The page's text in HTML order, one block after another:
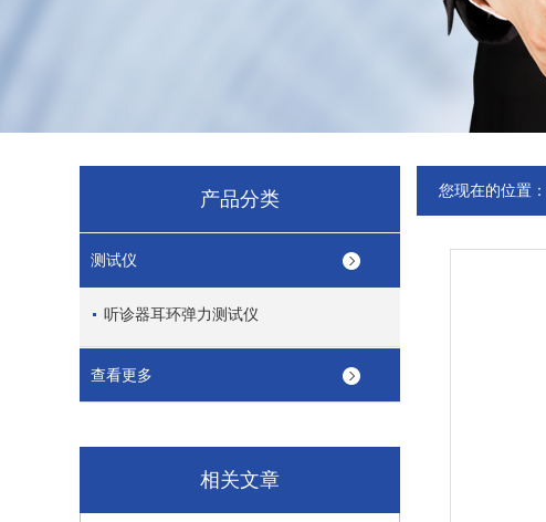
产品分类
测试仪
听诊器耳环弹力测试仪
查看更多
相关文章
您现在的位置：